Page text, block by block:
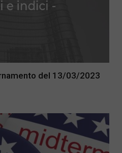
del 13/03/2023